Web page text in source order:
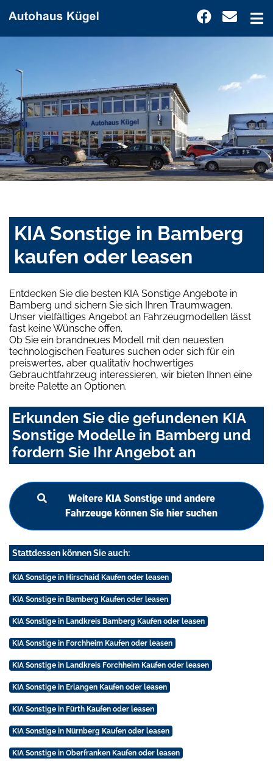
KIA Sonstige in Bamberg
kaufen oder leasen
Entdecken Sie die besten KIA Sonstige Angebote in
Bamberg und sichern Sie sich Ihren Traumwagen.
Unser vielfältiges Angebot an Fahrzeugmodellen lässt
fast keine Wünsche offen.
Ob Sie ein brandneues Modell mit den neuesten
technologischen Features suchen oder sich für ein
preiswertes, aber qualitativ hochwertiges
Gebrauchtfahrzeug interessieren, wir bieten Ihnen eine
breite Palette an Optionen.
Erkunden Sie die gefundenen KIA
Sonstige Modelle in Bamberg und
fordern Sie Ihr Angebot an
Weitere KIA Sonstige und andere
Fahrzeuge können Sie hier suchen
Stattdessen können Sie auch:
KIA Sonstige in Hirschaid Kaufen oder leasen
KIA Sonstige in Bamberg Kaufen oder leasen
KIA Sonstige in Landkreis Bamberg Kaufen oder leasen
KIA Sonstige in Forchheim Kaufen oder leasen
KIA Sonstige in Landkreis Forchheim Kaufen oder leasen
KIA Sonstige in Erlangen Kaufen oder leasen
KIA Sonstige in Fürth Kaufen oder leasen
KIA Sonstige in Nürnberg Kaufen oder leasen
KIA Sonstige in Oberfranken Kaufen oder leasen